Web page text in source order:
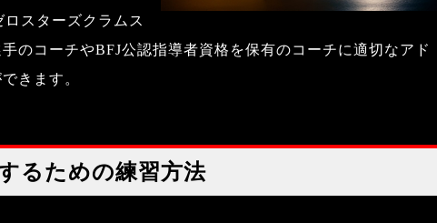
スターズクラムス
のコーチやBFJ公認指導者資格を保有のコーチに適切なアド
きます。
るための練習方法